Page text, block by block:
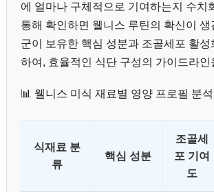
에 얼마나 구체적으로 기여하는지 수치
통해 확인하면 웰니스 루틴의 확신이 생
군이 보유한 핵심 성분과 조골세포 활성
하여, 효율적인 식단 구성의 가이드라인
📊 웰니스 미식 재료별 영양 프로필 분
식재료 분
류
핵심 성분
조골세
포 기여
도